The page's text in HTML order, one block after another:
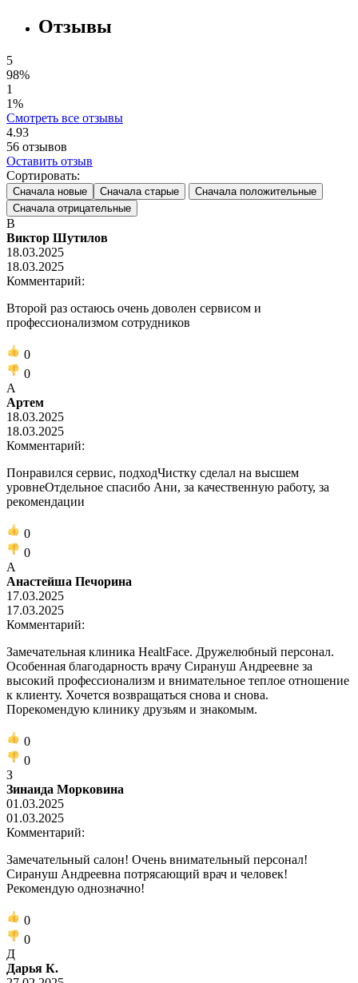
Отзывы
5
98%
1
1%
Смотреть все отзывы
4.93
56 отзывов
Оставить отзыв
Сортировать:
Сначала новые Сначала старые
Сначала положительные
Сначала отрицательные
В
Виктор Шутилов
18.03.2025
18.03.2025
Комментарий:
Второй раз остаюсь очень доволен сервисом и
профессионализмом сотрудников
0
0
А
Артем
18.03.2025
18.03.2025
Комментарий:
Понравился сервис, подходЧистку сделал на высшем
уровнеОтдельное спасибо Ани, за качественную работу, за
рекомендации
0
0
А
Анастейша Печорина
17.03.2025
17.03.2025
Комментарий:
Замечательная клиника HealtFace. Дружелюбный персонал.
Особенная благодарность врачу Сирануш Андреевне за
высокий профессионализм и внимательное теплое отношение
к клиенту. Хочется возвращаться снова и снова.
Порекомендую клинику друзьям и знакомым.
0
0
З
Зинаида Морковина
01.03.2025
01.03.2025
Комментарий:
Замечательный салон! Очень внимательный персонал!
Сирануш Андреевна потрясающий врач и человек!
Рекомендую однозначно!
0
0
Д
Дарья К.